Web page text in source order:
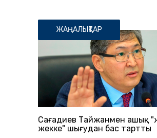
ЖАҢАЛЫҚТАР
Сағадиев Тайжанмен ашық
жекке" шығудан бас тартты